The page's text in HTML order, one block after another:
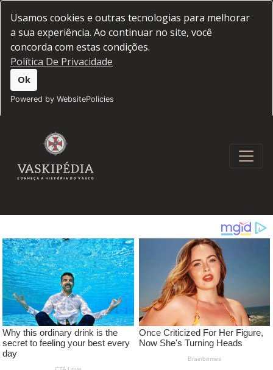
Usamos cookies e outras tecnologias para melhorar
a sua experiência. Ao continuar no site, você
concorda com estas condições.
Política De Privacidade
Ok
Powered by WebsitePolicies